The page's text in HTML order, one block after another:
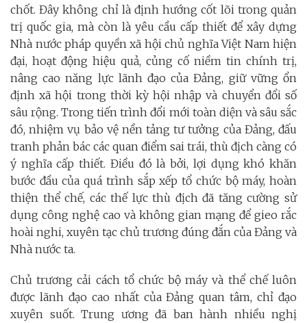
chốt. Đây không chỉ là định hướng cốt lõi trong quản
trị quốc gia, mà còn là yêu cầu cấp thiết để xây dựng
Nhà nước pháp quyền xã hội chủ nghĩa Việt Nam hiện
đại, hoạt động hiệu quả, củng cố niềm tin chính trị,
nâng cao năng lực lãnh đạo của Đảng, giữ vững ổn
định xã hội trong thời kỳ hội nhập và chuyển đổi số
sâu rộng. Trong tiến trình đổi mới toàn diện và sâu sắc
đó, nhiệm vụ bảo vệ nền tảng tư tưởng của Đảng, đấu
tranh phản bác các quan điểm sai trái, thù địch càng có
ý nghĩa cấp thiết. Điều đó là bởi, lợi dụng khó khăn
bước đầu của quá trình sắp xếp tổ chức bộ máy, hoàn
thiện thể chế, các thế lực thù địch đã tăng cường sử
dụng công nghệ cao và không gian mạng để gieo rắc
hoài nghi, xuyên tạc chủ trương đúng đắn của Đảng và
Nhà nước ta.
Chủ trương cải cách tổ chức bộ máy và thể chế luôn
được lãnh đạo cao nhất của Đảng quan tâm, chỉ đạo
xuyên suốt. Trung ương đã ban hành nhiều nghị